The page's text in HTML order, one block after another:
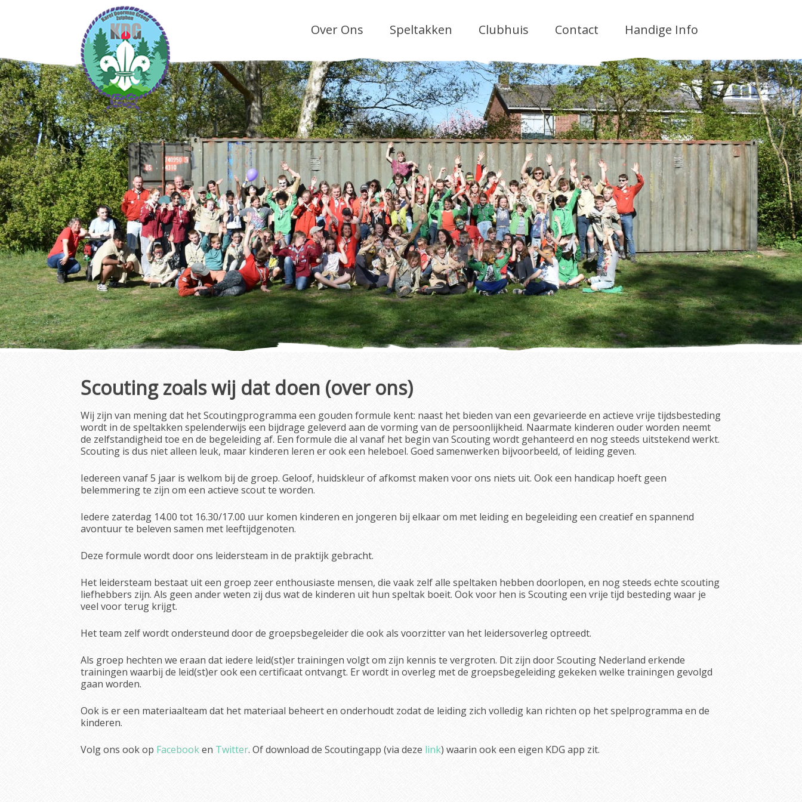
Over Ons Speltakken Clubhuis Contact Handige Info
Scouting zoals wij dat doen (over ons)
Wij zijn van mening dat het Scoutingprogramma een gouden formule kent: naast het bieden van een gevarieerde en actieve vrije tijdsbesteding
wordt in de speltakken spelenderwijs een bijdrage geleverd aan de vorming van de persoonlijkheid. Naarmate kinderen ouder worden neemt
de zelfstandigheid toe en de begeleiding af. Een formule die al vanaf het begin van Scouting wordt gehanteerd en nog steeds uitstekend werkt.
Scouting is dus niet alleen leuk, maar kinderen leren er ook een heleboel. Goed samenwerken bijvoorbeeld, of leiding geven.
Iedereen vanaf 5 jaar is welkom bij de groep. Geloof, huidskleur of afkomst maken voor ons niets uit. Ook een handicap hoeft geen
belemmering te zijn om een actieve scout te worden.
Iedere zaterdag 14.00 tot 16.30/17.00 uur komen kinderen en jongeren bij elkaar om met leiding en begeleiding een creatief en spannend
avontuur te beleven samen met leeftijdgenoten.
Deze formule wordt door ons leidersteam in de praktijk gebracht.
Het leidersteam bestaat uit een groep zeer enthousiaste mensen, die vaak zelf alle speltaken hebben doorlopen, en nog steeds echte scouting
liefhebbers zijn. Als geen ander weten zij dus wat de kinderen uit hun speltak boeit. Ook voor hen is Scouting een vrije tijd besteding waar je
veel voor terug krijgt.
Het team zelf wordt ondersteund door de groepsbegeleider die ook als voorzitter van het leidersoverleg optreedt.
Als groep hechten we eraan dat iedere leid(st)er trainingen volgt om zijn kennis te vergroten. Dit zijn door Scouting Nederland erkende
trainingen waarbij de leid(st)er ook een certificaat ontvangt. Er wordt in overleg met de groepsbegeleiding gekeken welke trainingen gevolgd
gaan worden.
Ook is er een materiaalteam dat het materiaal beheert en onderhoudt zodat de leiding zich volledig kan richten op het spelprogramma en de
kinderen.
Volg ons ook op Facebooken Twitter. Of download de Scoutingapp (via deze link) waarin ook een eigen KDG app zit.